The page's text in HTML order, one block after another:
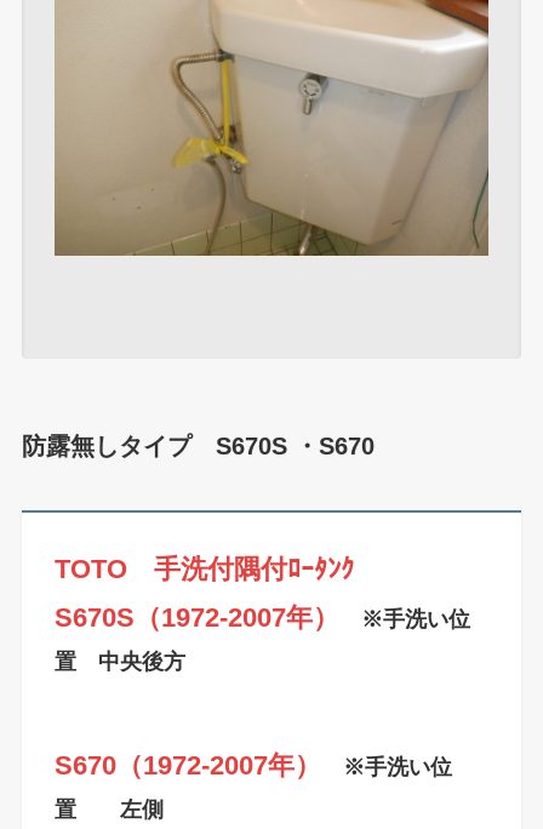
防露無しタイプ S670S ・S670
TOTO 手洗付隅付ﾛｰﾀﾝｸ
S670S（1972-2007年）
※手洗い位
置 中央後方
S670（1972-2007年）
※手洗い位
置 左側